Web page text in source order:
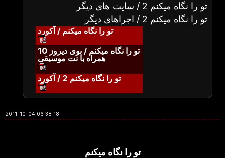
تو را نگاه میکنم 2 / سایت های دیگر
تو را نگاه میکنم 2 / اجراهای دیگر
تو را نگاه میکنم / آکورد
تو را نگاه میکنم / بوی دیروز 10
همراه با نت موسیقی
تو را نگاه میکنم 2 / آکورد
2011-10-04 06:38:18
تو را نگاه میکنم